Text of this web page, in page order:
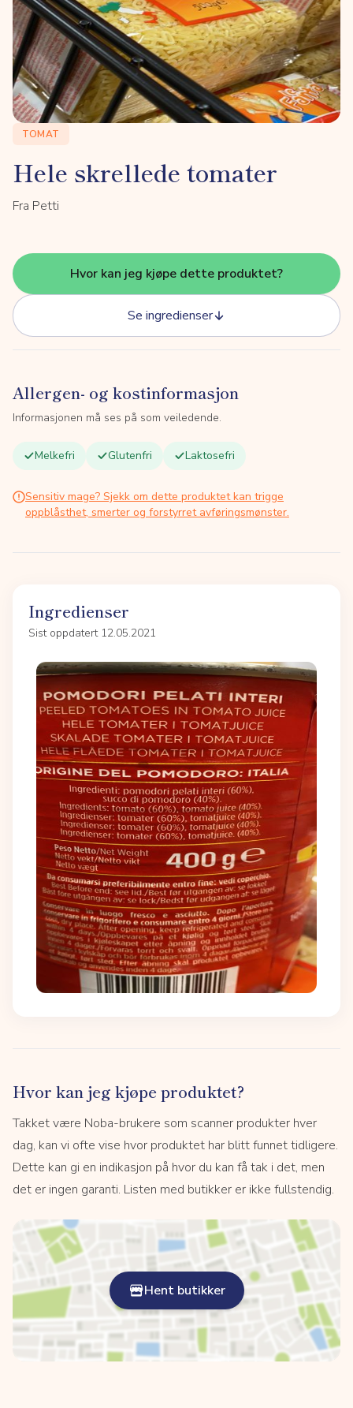
TOMAT
Hele skrellede tomater
Fra Petti
Hvor kan jeg kjøpe dette produktet?
Se ingredienser
Allergen- og kostinformasjon
Informasjonen må ses på som veiledende.
Melkefri Glutenfri Laktosefri
Sensitiv mage? Sjekk om dette produktet kan trigge
oppblåsthet, smerter og forstyrret avføringsmønster.
Ingredienser
Sist oppdatert 12.05.2021
Hvor kan jeg kjøpe produktet?
Takket være Noba-brukere som scanner produkter hver
dag, kan vi ofte vise hvor produktet har blitt funnet tidligere.
Dette kan gi en indikasjon på hvor du kan få tak i det, men
det er ingen garanti. Listen med butikker er ikke fullstendig.
Hent butikker